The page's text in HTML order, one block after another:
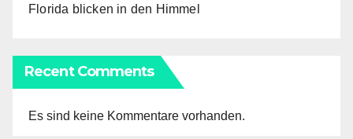
Florida blicken in den Himmel
Recent Comments
Es sind keine Kommentare vorhanden.